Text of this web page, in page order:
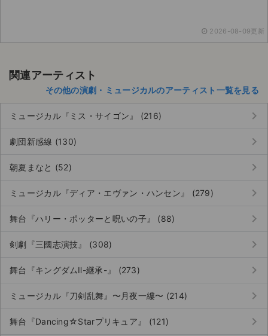
ご利用ガイド
手数料・お支払い方法
2026-08-09更新
関連アーティスト
その他の演劇・ミュージカルのアーティスト一覧を見る
ミュージカル『ミス・サイゴン』 (216) keyboard_arrow_right
劇団新感線 (130) keyboard_arrow_right
朝夏まなと (52) keyboard_arrow_right
ミュージカル『ディア・エヴァン・ハンセン』 (279) keyboard_arrow_right
舞台『ハリー・ポッターと呪いの子』 (88) keyboard_arrow_right
剣劇『三國志演技』 (308) keyboard_arrow_right
舞台『キングダムⅡ-継承-』 (273) keyboard_arrow_right
ミュージカル『刀剣乱舞』〜月夜一縷〜 (214) keyboard_arrow_right
舞台『Dancing☆Starプリキュア』 (121) keyboard_arrow_right